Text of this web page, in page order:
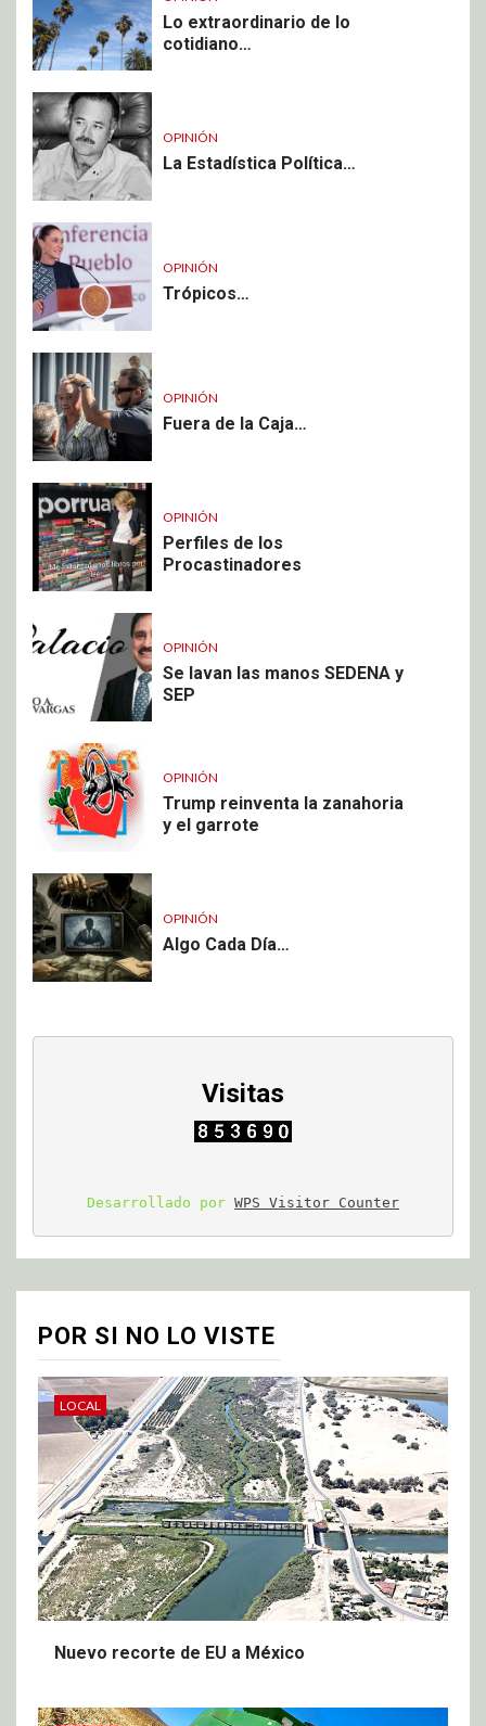
Lo extraordinario de lo
cotidiano…
OPINIÓN
La Estadística Política…
OPINIÓN
Trópicos…
OPINIÓN
Fuera de la Caja…
OPINIÓN
Perfiles de los
Procastinadores
OPINIÓN
Se lavan las manos SEDENA y
SEP
OPINIÓN
Trump reinventa la zanahoria
y el garrote
OPINIÓN
Algo Cada Día…
Visitas
Desarrollado por WPS Visitor Counter
POR SI NO LO VISTE
LOCAL
Nuevo recorte de EU a México